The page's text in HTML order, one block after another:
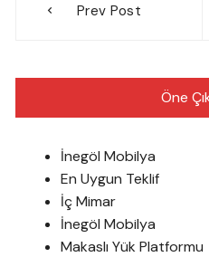
gezinmesi
Prev Post
Öne
İnegöl Mobilya
En Uygun Teklif
İç Mimar
İnegöl Mobilya
Makaslı Yük Platformu